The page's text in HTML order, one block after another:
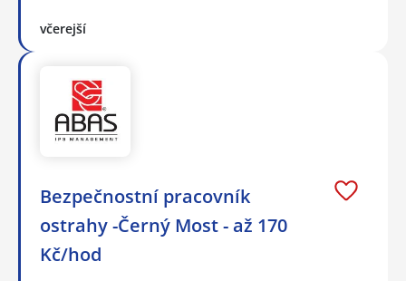
včerejší
Bezpečnostní pracovník
ostrahy -Černý Most - až 170
Kč/hod